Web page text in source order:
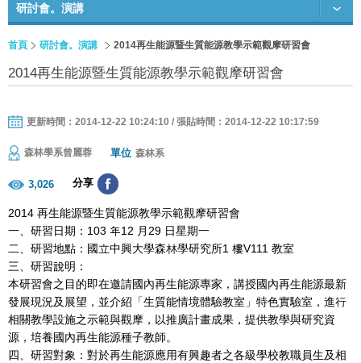
研討會。演講
首頁 研討會。演講 2014再生能源暨生質能源教學示範觀摩研習會
2014再生能源暨生質能源教學示範觀摩研習會
更新時間：2014-12-22 10:24:10 / 張貼時間：2014-12-22 10:17:59
森林學系曾麗蓉 單位 森林系
3,026 分享
2014 再生能源暨生質能源教學示範觀摩研習會
一、研習日期：103 年12 月29 日星期一
二、研習地點：國立中興大學森林學研究所1 樓V111 教室
三、研習說明：
本研習會之目的即在邀請國內再生能源專家，講授國內再生能源最新
發展現況及展望，並介紹「生質能情境體驗教室」特色實驗室，進行
相關教學設施之示範與觀摩，以推廣計畫成果，提供教學與研究資
源，培養國內再生能源種子教師。
四、研習對象：對於再生能源應用有興趣者之各級學校教職員生及相